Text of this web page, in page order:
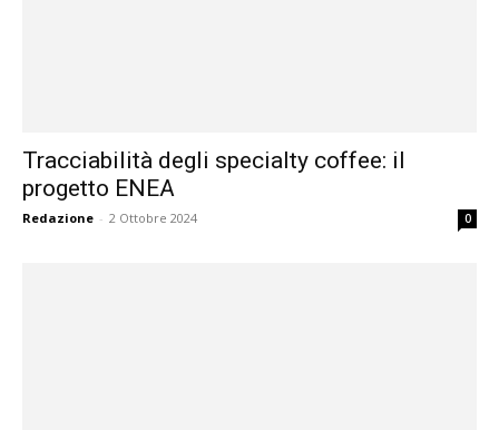
Tracciabilità degli specialty coffee: il
progetto ENEA
Redazione - 2 Ottobre 2024 0